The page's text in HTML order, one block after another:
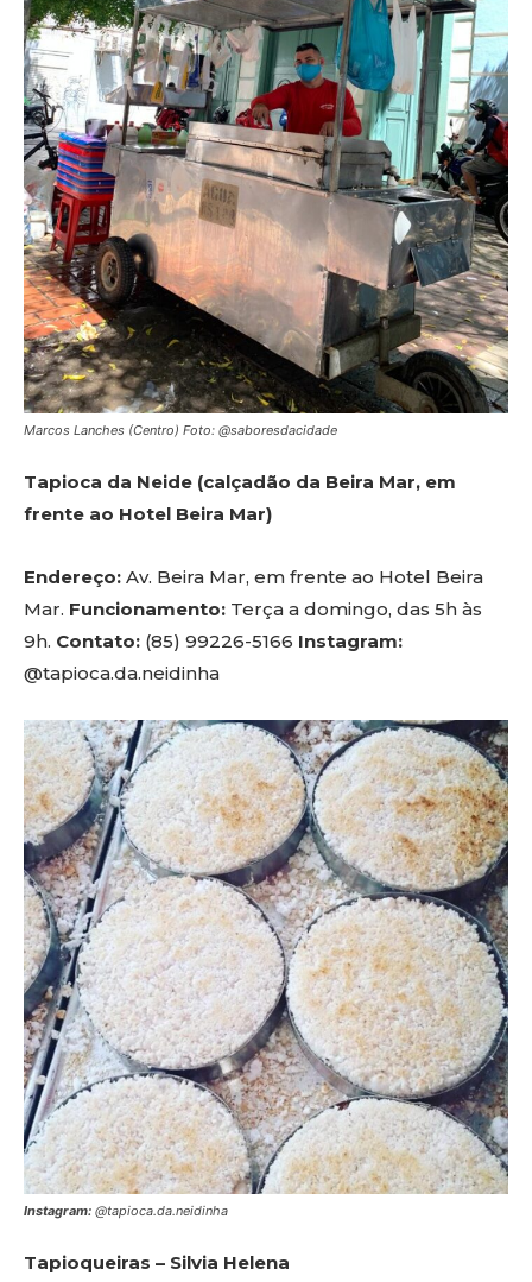
Marcos Lanches (Centro) Foto: @saboresdacidade
Tapioca da Neide (calçadão da Beira Mar, em
frente ao Hotel Beira Mar)
Endereço: Av. Beira Mar, em frente ao Hotel Beira
Mar. Funcionamento: Terça a domingo, das 5h às
9h. Contato: (85) 99226-5166 Instagram:
@tapioca.da.neidinha
Instagram: @tapioca.da.neidinha
Tapioqueiras – Silvia Helena